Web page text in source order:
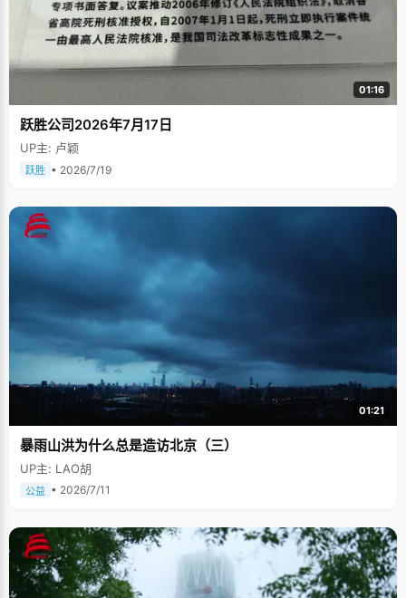
01:16
跃胜公司2026年7月17日
UP主: 卢颖
跃胜 • 2026/7/19
01:21
暴雨山洪为什么总是造访北京（三）
UP主: LAO胡
公益 • 2026/7/11